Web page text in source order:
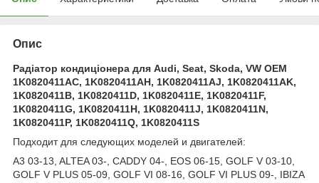
Опис
Радіатор кондиціонера для Audi, Seat, Skoda, VW OEM
1K0820411AC, 1K0820411AH, 1K0820411AJ, 1K0820411AK,
1K0820411B, 1K0820411D, 1K0820411E, 1K0820411F,
1K0820411G, 1K0820411H, 1K0820411J, 1K0820411N,
1K0820411P, 1K0820411Q, 1K0820411S
Подходит для следующих моделей и двигателей:
A3 03-13, ALTEA 03-, CADDY 04-, EOS 06-15, GOLF V 03-10,
GOLF V PLUS 05-09, GOLF VI 08-16, GOLF VI PLUS 09-, IBIZA